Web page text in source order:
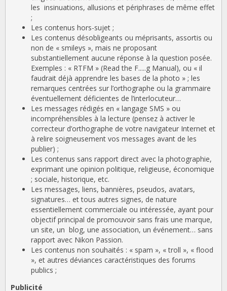
les insinuations, allusions et périphrases de même effet
;
Les contenus hors-sujet ;
Les contenus désobligeants ou méprisants, assortis ou
non de « smileys », mais ne proposant
substantiellement aucune réponse à la question posée.
Exemples : « RTFM » (Read the F.....g Manual), ou « il
faudrait déjà apprendre les bases de la photo » ; les
remarques centrées sur l’orthographe ou la grammaire
éventuellement déficientes de l’interlocuteur…
Les messages rédigés en « langage SMS » ou
incompréhensibles à la lecture (pensez à activer le
correcteur d’orthographe de votre navigateur Internet et
à relire soigneusement vos messages avant de les
publier) ;
Les contenus sans rapport direct avec la photographie,
exprimant une opinion politique, religieuse, économique
; sociale, historique, etc.
Les messages, liens, bannières, pseudos, avatars,
signatures… et tous autres signes, de nature
essentiellement commerciale ou intéressée, ayant pour
objectif principal de promouvoir sans frais une marque,
un site, un blog, une association, un événement… sans
rapport avec Nikon Passion.
Les contenus non souhaités : « spam », « troll », « flood
», et autres déviances caractéristiques des forums
publics ;
Publicité